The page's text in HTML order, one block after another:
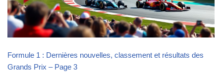
Formule 1 : Dernières nouvelles, classement et résultats des
Grands Prix – Page 3